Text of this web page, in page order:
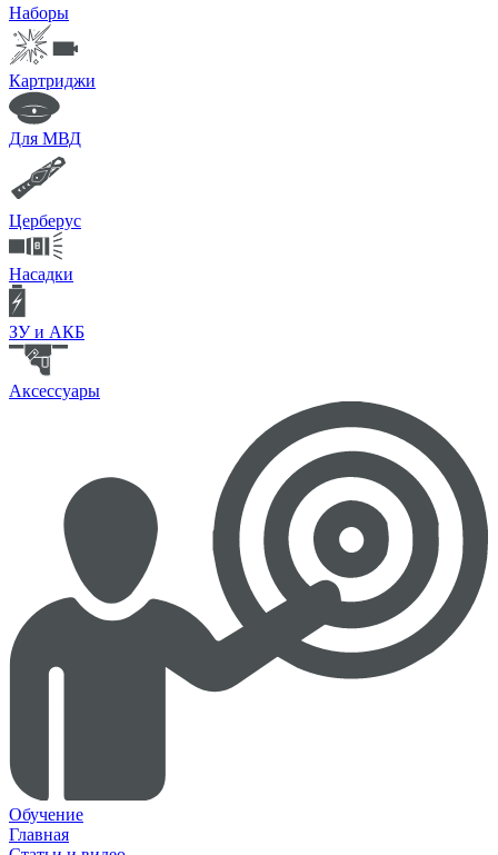
Наборы
Картриджи
Для МВД
Церберус
Насадки
ЗУ и АКБ
Аксессуары
Обучение
Главная